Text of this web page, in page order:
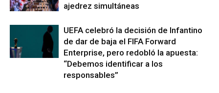
ajedrez simultáneas
UEFA celebró la decisión de Infantino
de dar de baja el FIFA Forward
Enterprise, pero redobló la apuesta:
“Debemos identificar a los
responsables”